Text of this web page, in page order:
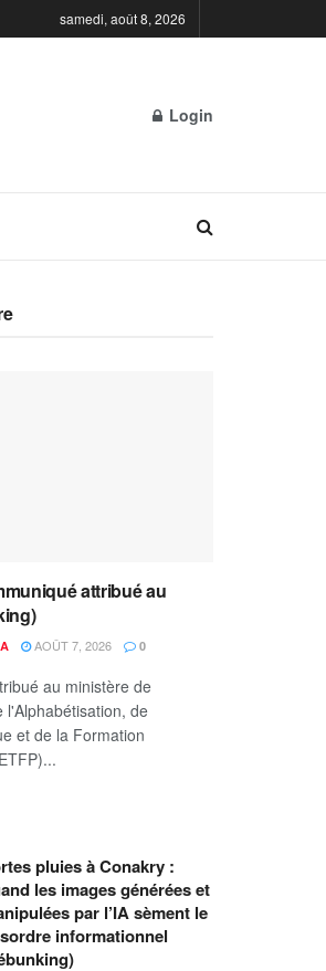
samedi, août 8, 2026
Login
attribué au
AOÛT 7, 2026 0
au ministère de
l'Alphabétisation, de
et de la Formation
pluies à Conakry :
les images générées et
par l’IA sèment le
informationnel